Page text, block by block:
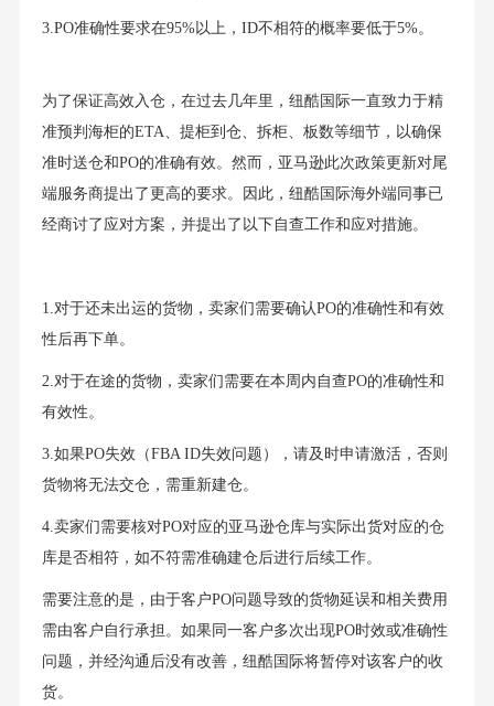
3.PO准确性要求在95%以上，ID不相符的概率要低于5%。
为了保证高效入仓，在过去几年里，纽酷国际一直致力于精
准预判海柜的ETA、提柜到仓、拆柜、板数等细节，以确保
准时送仓和PO的准确有效。然而，亚马逊此次政策更新对尾
端服务商提出了更高的要求。因此，纽酷国际海外端同事已
经商讨了应对方案，并提出了以下自查工作和应对措施。
1.对于还未出运的货物，卖家们需要确认PO的准确性和有效
性后再下单。
2.对于在途的货物，卖家们需要在本周内自查PO的准确性和
有效性。
3.如果PO失效（FBA ID失效问题），请及时申请激活，否则
货物将无法交仓，需重新建仓。
4.卖家们需要核对PO对应的亚马逊仓库与实际出货对应的仓
库是否相符，如不符需准确建仓后进行后续工作。
需要注意的是，由于客户PO问题导致的货物延误和相关费用
需由客户自行承担。如果同一客户多次出现PO时效或准确性
问题，并经沟通后没有改善，纽酷国际将暂停对该客户的收
货。